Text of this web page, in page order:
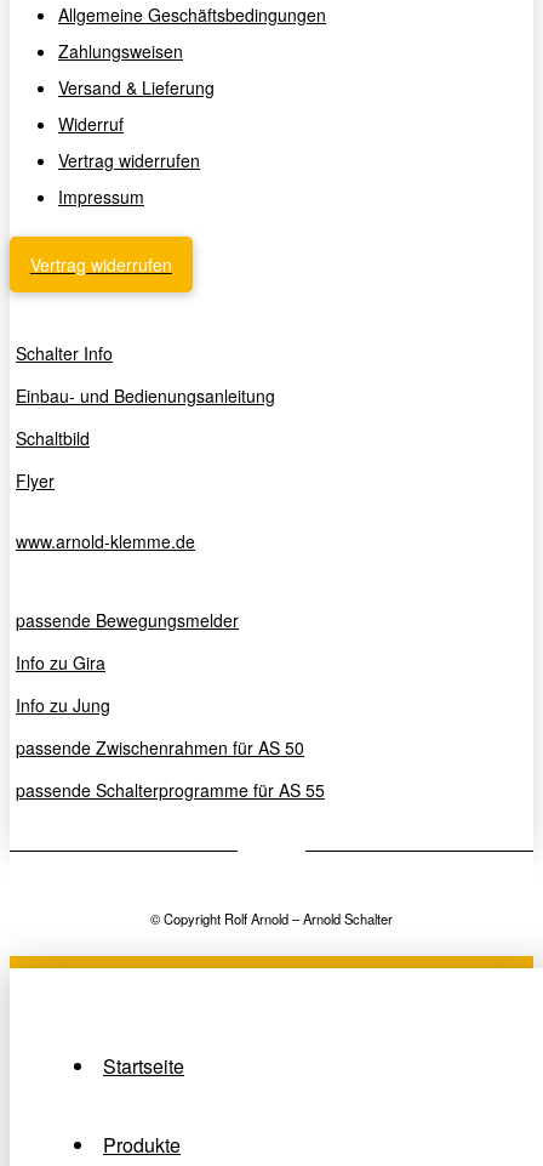
Allgemeine Geschäftsbedingungen
Zahlungsweisen
Versand & Lieferung
Widerruf
Vertrag widerrufen
Impressum
Vertrag widerrufen
Schalter Info
Einbau- und Bedienungsanleitung
Schaltbild
Flyer
www.arnold-klemme.de
passende Bewegungsmelder
Info zu Gira
Info zu Jung
passende Zwischenrahmen für AS 50
passende Schalterprogramme für AS 55
© Copyright Rolf Arnold – Arnold Schalter
Startseite
Produkte